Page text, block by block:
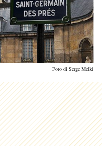
Foto di Serge Melki